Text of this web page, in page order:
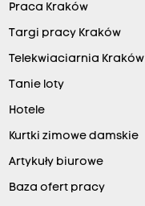
Praca Kraków
Targi pracy Kraków
Telekwiaciarnia Kraków
Tanie loty
Hotele
Kurtki zimowe damskie
Artykuły biurowe
Baza ofert pracy